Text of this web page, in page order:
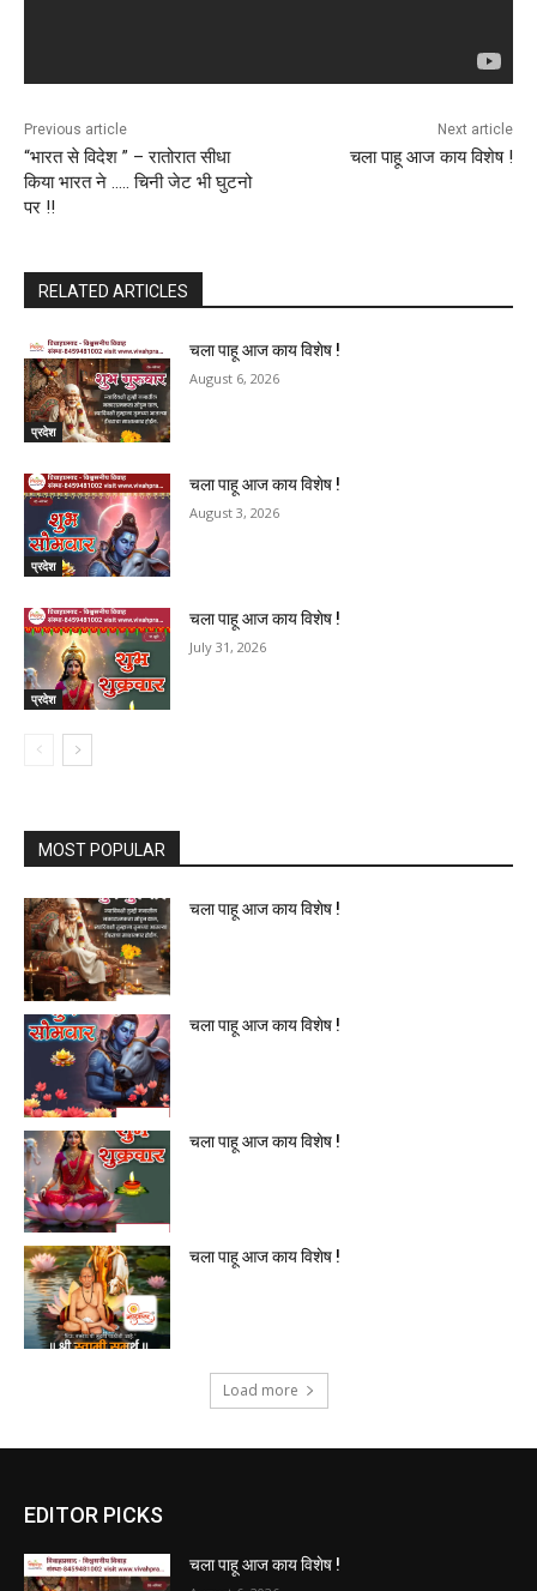
Previous article
“भारत से विदेश ” – रातोरात सीधा
किया भारत ने ….. चिनी जेट भी घुटनो
पर !!
Next article
चला पाहू आज काय विशेष !
RELATED ARTICLES
प्रदेश
चला पाहू आज काय विशेष !
August 6, 2026
प्रदेश
चला पाहू आज काय विशेष !
August 3, 2026
प्रदेश
चला पाहू आज काय विशेष !
July 31, 2026
MOST POPULAR
चला पाहू आज काय विशेष !
चला पाहू आज काय विशेष !
चला पाहू आज काय विशेष !
चला पाहू आज काय विशेष !
Load more
EDITOR PICKS
चला पाहू आज काय विशेष !